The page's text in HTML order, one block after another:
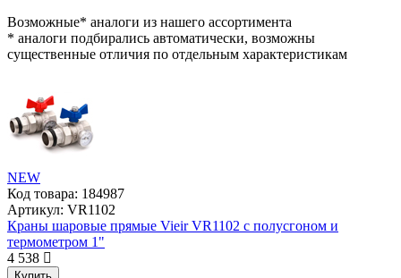
Возможные* аналоги из нашего ассортимента
* аналоги подбирались автоматически, возможны
существенные отличия по отдельным характеристикам
NEW
Код товара: 184987
Артикул: VR1102
Краны шаровые прямые Vieir VR1102 с полусгоном и
термометром 1"
4 538